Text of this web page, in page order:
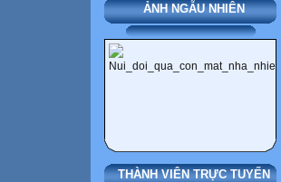
ẢNH NGẪU NHIÊN
THÀNH VIÊN TRỰC TUYẾN